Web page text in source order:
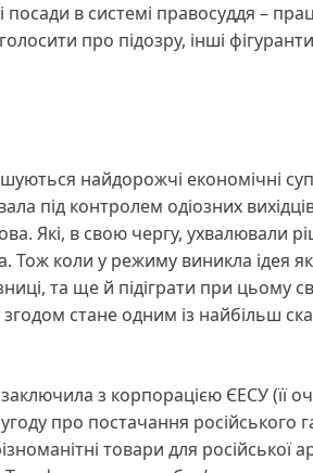
в системі правосуддя –
про підозру, інші
найдорожчі економічні
під контролем одіозних
Які, в свою чергу, ухвалювали
Тож коли у режиму виникла ідея
та ще й підіграти при цьому
стане одним із найбільш
з корпорацією ЄЕСУ (її
про постачання російського
товари для російської